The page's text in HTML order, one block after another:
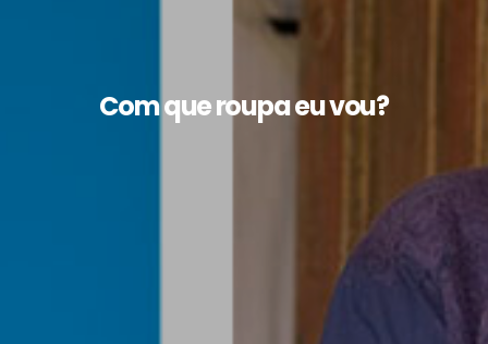
Com que roupa eu vou?